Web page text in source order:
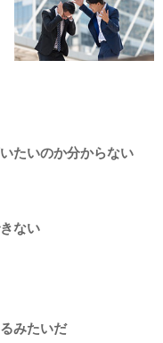
たいのか分からない
ない
みたいだ